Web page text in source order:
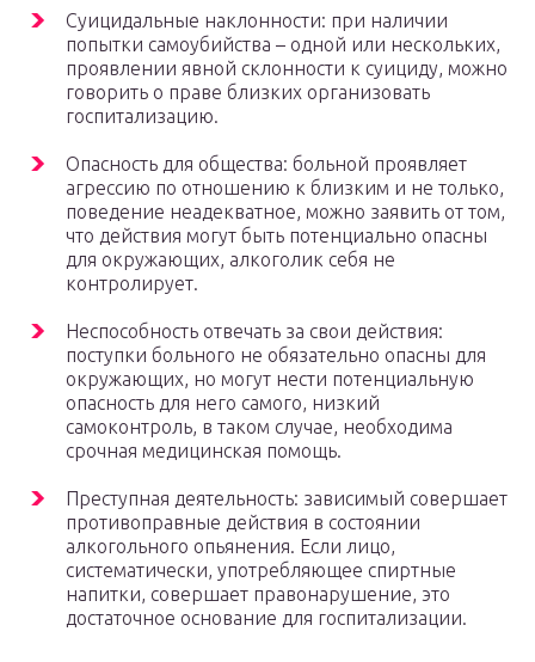
Суицидальные наклонности: при наличии
попытки самоубийства – одной или нескольких,
проявлении явной склонности к суициду, можно
говорить о праве близких организовать
госпитализацию.
Опасность для общества: больной проявляет
агрессию по отношению к близким и не только,
поведение неадекватное, можно заявить от том,
что действия могут быть потенциально опасны
для окружающих, алкоголик себя не
контролирует.
Неспособность отвечать за свои действия:
поступки больного не обязательно опасны для
окружающих, но могут нести потенциальную
опасность для него самого, низкий
самоконтроль, в таком случае, необходима
срочная медицинская помощь.
Преступная деятельность: зависимый совершает
противоправные действия в состоянии
алкогольного опьянения. Если лицо,
систематически, употребляющее спиртные
напитки, совершает правонарушение, это
достаточное основание для госпитализации.